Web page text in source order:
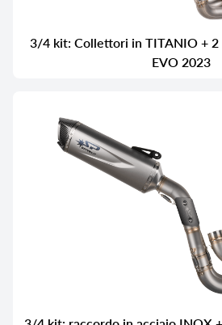
3/4 kit: Collettori in TITANIO + 2
EVO 2023